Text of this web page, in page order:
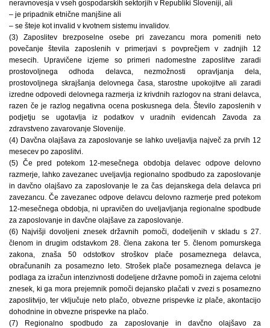
neravnovesja v vseh gospodarskih sektorjih v Republiki Sloveniji, ali
– je pripadnik etnične manjšine ali
– se šteje kot invalid v kvotnem sistemu invalidov.
(3) Zaposlitev brezposelne osebe pri zavezancu mora pomeniti neto
povečanje števila zaposlenih v primerjavi s povprečjem v zadnjih 12
mesecih. Upravičene izjeme so primeri nadomestne zaposlitve zaradi
prostovoljnega odhoda delavca, nezmožnosti opravljanja dela,
prostovoljnega skrajšanja delovnega časa, starostne upokojitve ali zaradi
izredne odpovedi delovnega razmerja iz krivdnih razlogov na strani delavca,
razen če je razlog negativna ocena poskusnega dela. Število zaposlenih v
podjetju se ugotavlja iz podatkov v uradnih evidencah Zavoda za
zdravstveno zavarovanje Slovenije.
(4) Davčna olajšava za zaposlovanje se lahko uveljavlja največ za prvih 12
mesecev po zaposlitvi.
(5) Če pred potekom 12-mesečnega obdobja delavec odpove delovno
razmerje, lahko zavezanec uveljavlja regionalno spodbudo za zaposlovanje
in davčno olajšavo za zaposlovanje le za čas dejanskega dela delavca pri
zavezancu. Če zavezanec odpove delavcu delovno razmerje pred potekom
12-mesečnega obdobja, ni upravičen do uveljavljanja regionalne spodbude
za zaposlovanje in davčne olajšave za zaposlovanje.
(6) Najvišji dovoljeni znesek državnih pomoči, dodeljenih v skladu s 27.
členom in drugim odstavkom 28. člena zakona ter 5. členom pomurskega
zakona, znaša 50 odstotkov stroškov plače posameznega delavca,
obračunanih za posamezno leto. Strošek plače posameznega delavca je
podlaga za izračun intenzivnosti dodeljene državne pomoči in zajema celotni
znesek, ki ga mora prejemnik pomoči dejansko plačati v zvezi s posamezno
zaposlitvijo, ter vključuje neto plačo, obvezne prispevke iz plače, akontacijo
dohodnine in obvezne prispevke na plačo.
(7) Regionalno spodbudo za zaposlovanje in davčno olajšavo za